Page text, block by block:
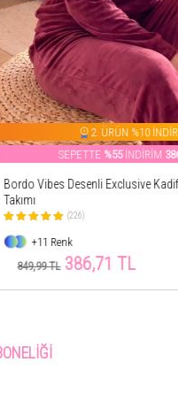
2. ÜRÜN %10
SEPETTE%0İNDİRİM
Siyah Love Desenli Kapşonlu
Takımı
(8)
+7 Renk
749,99 TL